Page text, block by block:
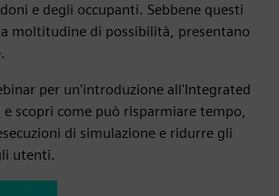
e degli occupanti. Sebbene questi
moltitudine di possibilità, presentano
per un'introduzione all'Integrated
scopri come può risparmiare tempo,
di simulazione e ridurre gli
utenti.